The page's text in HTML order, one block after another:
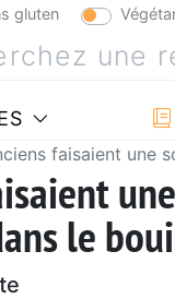
gluten
faisaient une
le